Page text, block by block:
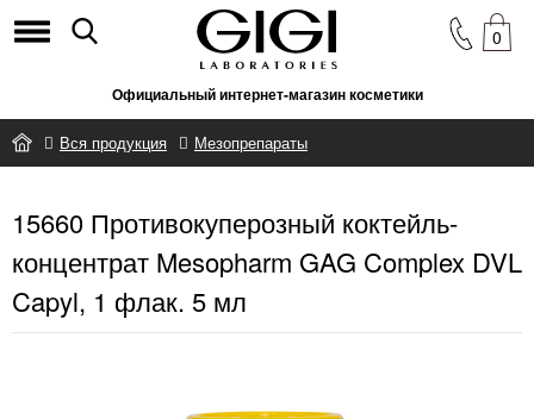
Официальный интернет-магазин косметики
0
Вся продукция Мезопрепараты
Complex DVL Capyl, 1 флак. 5 мл
15660 Противокуперозный коктейль-
концентрат Mesopharm GAG Complex DVL
Capyl, 1 флак. 5 мл